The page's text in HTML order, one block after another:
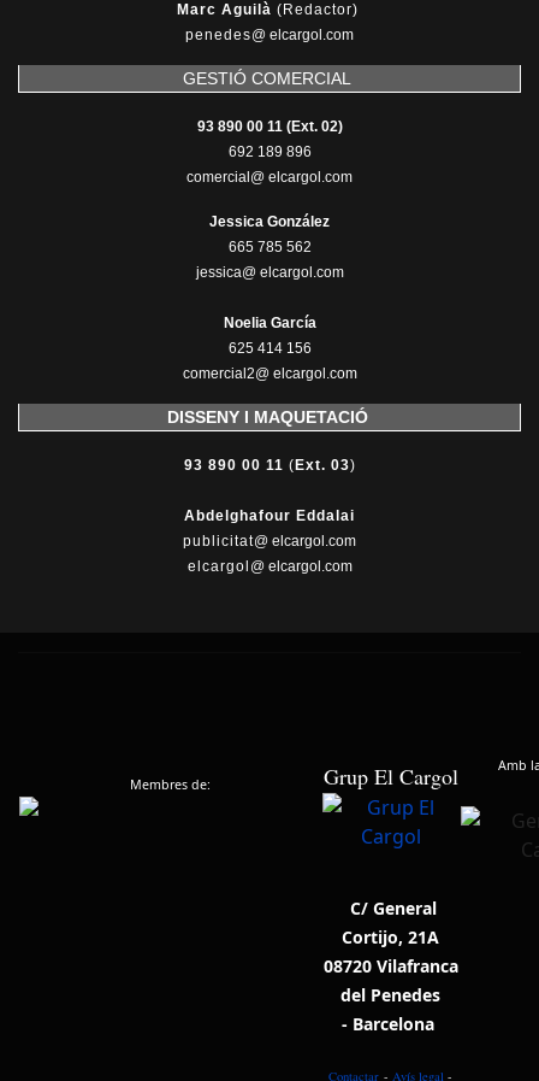
Marc Aguilà (Redactor)
penedes@ elcargol.com
GESTIÓ COMERCIAL
93 890 00 11 (Ext. 02)
692 189 896
comercial@ elcargol.com
Jessica González
665 785 562
jessica@ elcargol.com
Noelia García
625 414 156
comercial2@ elcargol.com
DISSENY I MAQUETACIÓ
93 890 00 11 ( Ext. 03)
Abdelghafour Eddalai
publicitat@ elcargol.com
elcargol @ elcargol.com
Membres de: Grup El Cargol Amb
C/ General
Cortijo, 21A
08720 Vilafranca
del Penedes
- Barcelona
Contactar - Avís legal -